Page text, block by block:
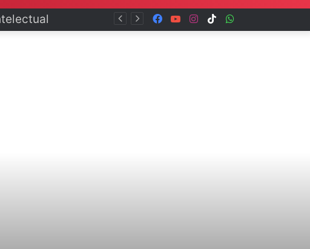
TikTok
Instagram
YouTube
Facebook